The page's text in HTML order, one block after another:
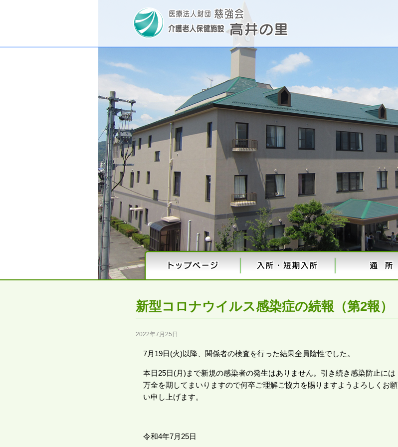
新型コロナウイルス感染症の続報（第2報）
2022年7月25日
7月19日(火)以降、関係者の検査を行った結果全員陰性でした。
本日25日(月)まで新規の感染者の発生はありません。引き続き感染防止には
万全を期してまいりますので何卒ご理解ご協力を賜りますようよろしくお願
い申し上げます。
令和4年7月25日